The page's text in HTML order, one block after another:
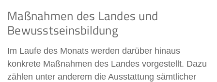
Maßnahmen des Landes und
Bewusstseinsbildung
Im Laufe des Monats werden darüber hinaus
konkrete Maßnahmen des Landes vorgestellt. Dazu
zählen unter anderem die Ausstattung sämtlicher